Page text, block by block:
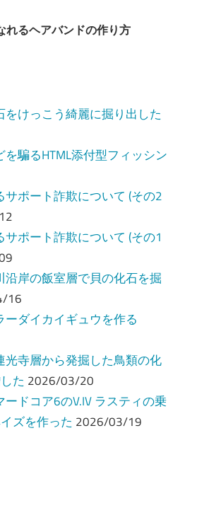
れるヘアバンドの作り方
をけっこう綺麗に掘り出した
騙るHTML添付型フィッシン
サポート詐欺について (その2
ポート詐欺について (その1
沿岸の飯室層で貝の化石を掘
16
ーダイカイギュウを作る
光寺層から発掘した鳥類の化
た 2026/03/20
ドコア6のV.IV ラスティの乗
ズを作った 2026/03/19